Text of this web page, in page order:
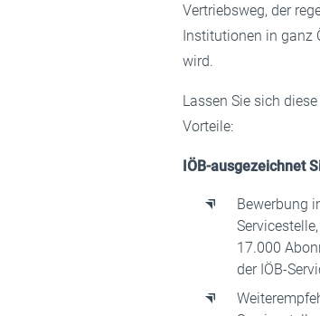
Vertriebsweg, der
Institutionen in ganz
wird.
Lassen Sie sich
Vorteile:
IÖB-ausgezeichnet
Bewerbung
17.000
der IÖB-